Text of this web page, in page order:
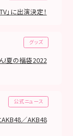
」に出演決定！
グッズ
!夏の福袋2022
公式ニュース
AKB48／AKB48